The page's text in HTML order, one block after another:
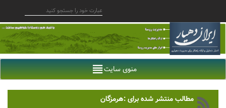
منوی سایت
مطالب منتشر شده برای :هرمزگان